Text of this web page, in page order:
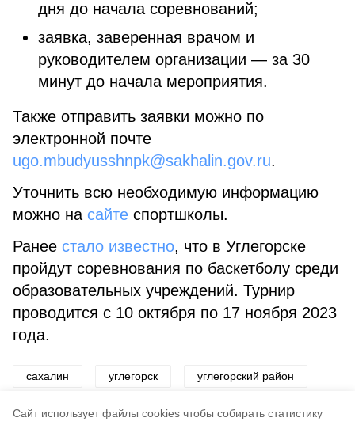
Cайт использует файлы cookies чтобы собирать статистику
дня до начала соревнований;
заявка, заверенная врачом и
руководителем организации — за 30
минут до начала мероприятия.
Также отправить заявки можно по
электронной почте
ugo.mbudyusshnpk@sakhalin.gov.ru.
Уточнить всю необходимую информацию
можно на сайте спортшколы.
Ранее стало известно, что в Углегорске
пройдут соревнования по баскетболу среди
образовательных учреждений. Турнир
проводится с 10 октября по 17 ноября 2023
года.
сахалин углегорск углегорский район
спорт